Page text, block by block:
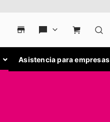
Asistencia para empresas